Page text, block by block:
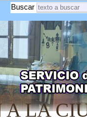
Buscar
LA